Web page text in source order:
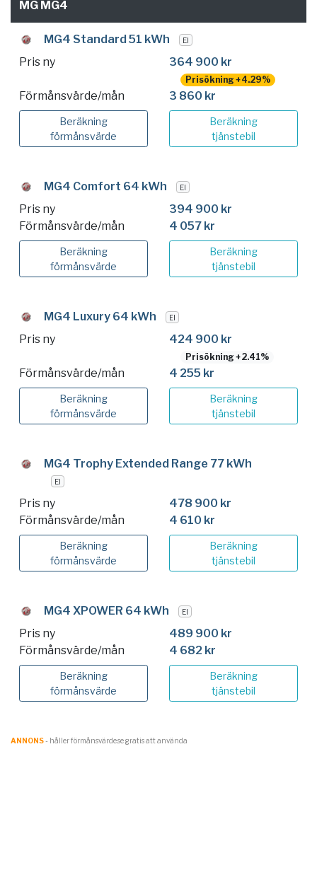
MG MG4
MG4 Standard 51 kWh El
Pris ny 364 900 kr
Prisökning +4.29%
Förmånsvärde/mån 3 860 kr
Beräkning
förmånsvärde
Beräkning
tjänstebil
MG4 Comfort 64 kWh El
Pris ny
394 900 kr
Förmånsvärde/mån
4 057 kr
Beräkning
förmånsvärde
Beräkning
tjänstebil
MG4 Luxury 64 kWh El
Pris ny 424 900 kr
Prisökning +2.41%
Förmånsvärde/mån 4 255 kr
Beräkning
förmånsvärde
Beräkning
tjänstebil
MG4 Trophy Extended Range 77 kWh
El
Pris ny
478 900 kr
Förmånsvärde/mån
4 610 kr
Beräkning
förmånsvärde
Beräkning
tjänstebil
MG4 XPOWER 64 kWh El
Pris ny
489 900 kr
Förmånsvärde/mån
4 682 kr
Beräkning
förmånsvärde
Beräkning
tjänstebil
ANNONS- håller förmånsvärde.se gratis att använda